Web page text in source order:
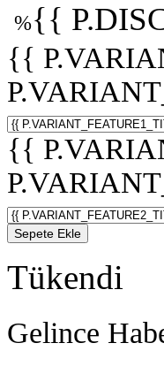
%{{
{{
{{
Sepete Ekle
Tükendi
Gelince